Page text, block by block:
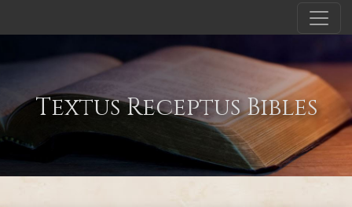
Textus Receptus Bibles